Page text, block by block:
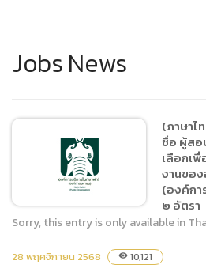
Jobs News
(ภาษาไทย) ประกาศ อบน.
(ภาษาไ
ชื่อ ผู้สอ
เลือกเ
งานขอ
(องค์กา
๒ อัตรา
Sorry, this entry is only available in
28 พฤศจิกายน 2568 visibility 10,121